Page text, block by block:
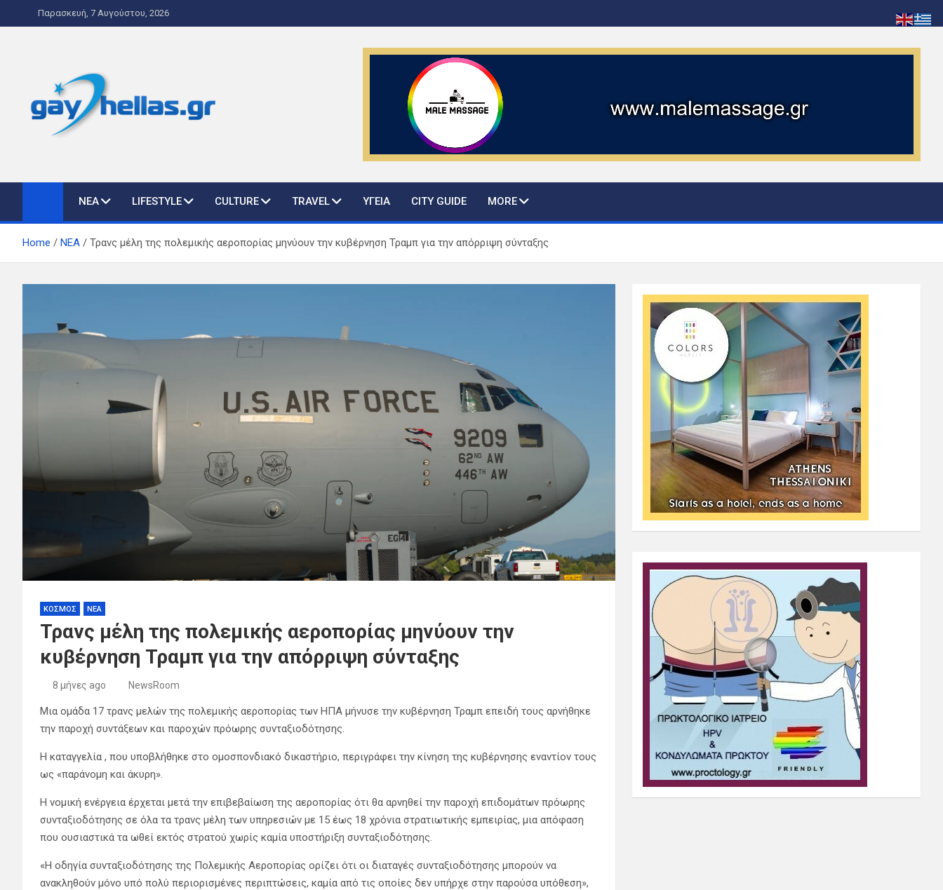
to
Παρασκευή, 7 Αυγούστου, 2026
gayhellas.gr – lgbt news and guide
ΝΕΑ LIFESTYLE CULTURE TRAVEL ΥΓΕΙΑ CITY GUIDE MORE
Home ΝΕΑ Τρανς μέλη της πολεμικής αεροπορίας μηνύουν την κυβέρνηση Τραμπ για την απόρριψη σύνταξης
ΚΟΣΜΟΣ ΝΕΑ
Τρανς μέλη της πολεμικής αεροπορίας μηνύουν την
κυβέρνηση Τραμπ για την απόρριψη σύνταξης
8 μήνες ago NewsRoom
Μια ομάδα 17 τρανς μελών της πολεμικής αεροπορίας των ΗΠΑ μήνυσε την κυβέρνηση Τραμπ επειδή τους αρνήθηκε
την παροχή συντάξεων και παροχών πρόωρης συνταξιοδότησης.
Η καταγγελία , που υποβλήθηκε στο ομοσπονδιακό δικαστήριο, περιγράφει την κίνηση της κυβέρνησης εναντίον τους
ως «παράνομη και άκυρη».
Η νομική ενέργεια έρχεται μετά την επιβεβαίωση της αεροπορίας ότι θα αρνηθεί την παροχή επιδομάτων πρόωρης
συνταξιοδότησης σε όλα τα τρανς μέλη των υπηρεσιών με 15 έως 18 χρόνια στρατιωτικής εμπειρίας, μια απόφαση
που ουσιαστικά τα ωθεί εκτός στρατού χωρίς καμία υποστήριξη συνταξιοδότησης.
«Η οδηγία συνταξιοδότησης της Πολεμικής Αεροπορίας ορίζει ότι οι διαταγές συνταξιοδότησης μπορούν να
ανακληθούν μόνο υπό πολύ περιορισμένες περιπτώσεις, καμία από τις οποίες δεν υπήρχε στην παρούσα υπόθεση»,